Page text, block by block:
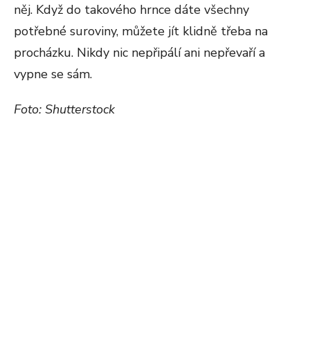
něj. Když do takového hrnce dáte všechny
potřebné suroviny, můžete jít klidně třeba na
procházku. Nikdy nic nepřipálí ani nepřevaří a
vypne se sám.
Foto: Shutterstock